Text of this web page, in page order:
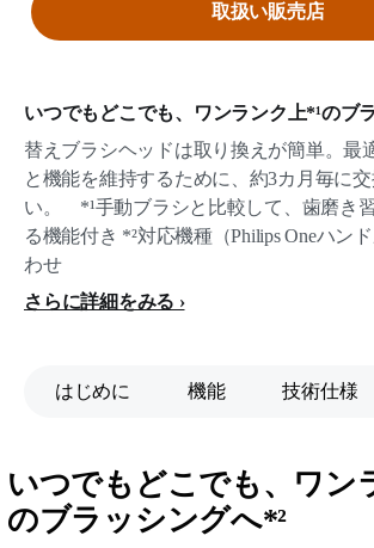
いつでもどこでも、ワンランク上*¹のブ
替えブラシヘッドは取り換えが簡単。最
と機能を維持するために、約3カ月毎に
い。 *¹手動ブラシと比較して、歯磨き
る機能付き *²対応機種（Philips Oneハン
わせ
さらに詳細をみる
取扱い販売店
はじめに 機能 技術仕様
いつでもどこでも、ワン
のブラッシングへ*²